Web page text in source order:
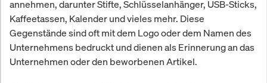
annehmen, darunter Stifte, Schlüsselanhänger, USB-Sticks,
Kaffeetassen, Kalender und vieles mehr. Diese
Gegenstände sind oft mit dem Logo oder dem Namen des
Unternehmens bedruckt und dienen als Erinnerung an das
Unternehmen oder den beworbenen Artikel.